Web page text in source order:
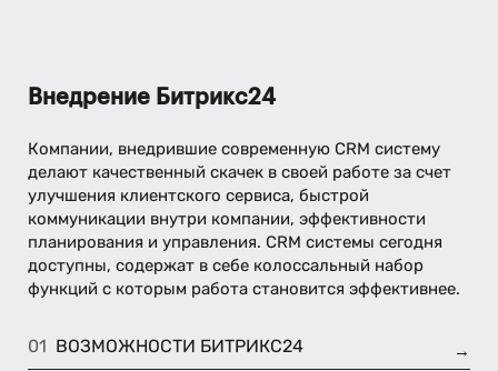
Внедрение Битрикс24
Компании, внедрившие современную CRM систему
делают качественный скачек в своей работе за счет
улучшения клиентского сервиса, быстрой
коммуникации внутри компании, эффективности
планирования и управления. CRM системы сегодня
доступны, содержат в себе колоссальный набор
функций с которым работа становится эффективнее.
ВОЗМОЖНОСТИ БИТРИКС24 →